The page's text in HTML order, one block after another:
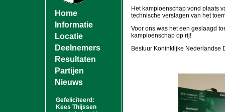
Home
Informatie
Locatie
Deelnemers
Resultaten
Partijen
Nieuws
Het kampioenschap vond plaats
technische verslagen van het
Voor ons was het een geslaagd
kampioenschap op rij!
Bestuur Koninklijke Nederlandse